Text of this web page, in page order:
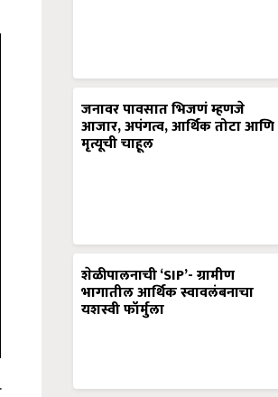
जनावर पावसात भिजणं म्हणजे
आजार, अपंगत्व, आर्थिक तोटा आणि
मृत्यूची चाहूल
शेळीपालनाची ‘SIP’- ग्रामीण
भागातील आर्थिक स्वावलंबनाचा
यशस्वी फॉर्मुला